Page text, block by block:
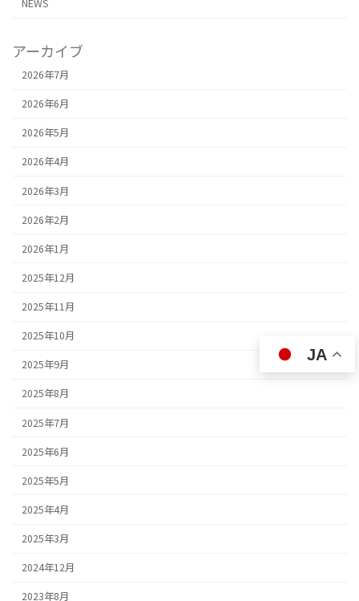
NEWS
アーカイブ
2026年7月
2026年6月
2026年5月
2026年4月
2026年3月
2026年2月
2026年1月
2025年12月
2025年11月
2025年10月
2025年9月
2025年8月
2025年7月
2025年6月
2025年5月
2025年4月
2025年3月
2024年12月
2023年8月
JA